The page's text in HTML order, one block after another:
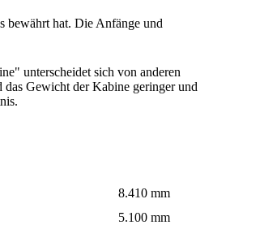
bewährt hat. Die Anfänge und
unterscheidet sich von anderen
Gewicht der Kabine geringer und
8.410 mm
5.100 mm